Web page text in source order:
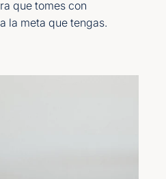
que tomes con
la meta que tengas.